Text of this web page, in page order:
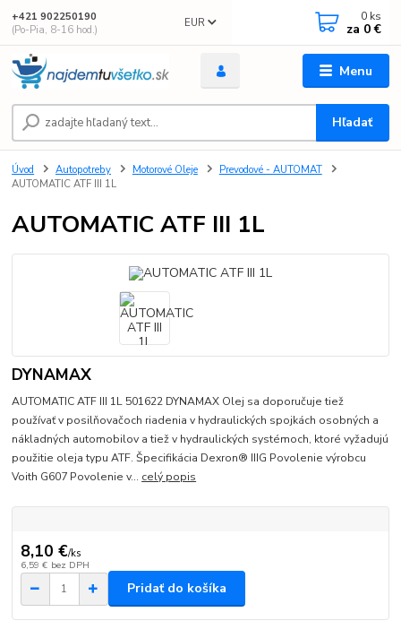
Menu
EUR
Hľadať
+421 902250190
(Po-Pia, 8-16 hod.)
0 ks
za 0 €
Úvod Autopotreby Motorové Oleje
Prevodové - AUTOMAT
AUTOMATIC ATF III 1L
AUTOMATIC ATF III 1L
DYNAMAX
AUTOMATIC ATF III 1L 501622 DYNAMAX Olej sa doporučuje tiež
používať v posilňovačoch riadenia v hydraulických spojkách osobných a
nákladných automobilov a tiež v hydraulických systémoch, ktoré vyžadujú
použitie oleja typu ATF. Špecifikácia Dexron® IIIG Povolenie výrobcu
Voith G607 Povolenie v... celý popis
8,10 €/ks
6,59 € bez DPH
Pridať do košíka